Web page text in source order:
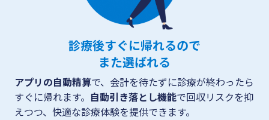
診療後すぐに帰れるので
また選ばれる
アプリの自動精算で、会計を待たずに診療が終わったら
すぐに帰れます。 自動引き落とし機能で回収リスクを抑
えつつ、快適な診療体験を提供できます。